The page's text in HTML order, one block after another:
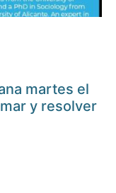
martes el
y resolver